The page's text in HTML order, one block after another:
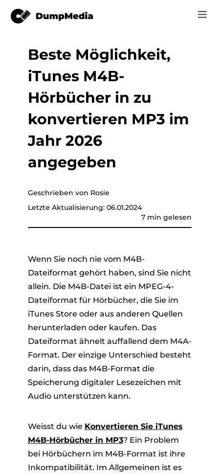
Musik
Video
Online-Tools
Spotify zu mp3
Amazon Music zu MP3
Wie man
Unterstützung
Anmelden
Jetzt registrieren
Beste Möglichkeit,
iTunes M4B-
Hörbücher in zu
konvertieren MP3 im
Jahr 2026
angegeben
Geschrieben von Rosie
Letzte Aktualisierung: 06.01.2024
7 min gelesen
Wenn Sie noch nie vom M4B-
Dateiformat gehört haben, sind Sie nicht
allein. Die M4B-Datei ist ein MPEG-4-
Dateiformat für Hörbücher, die Sie im
iTunes Store oder aus anderen Quellen
herunterladen oder kaufen. Das
Dateiformat ähnelt auffallend dem M4A-
Format. Der einzige Unterschied besteht
darin, dass das M4B-Format die
Speicherung digitaler Lesezeichen mit
Audio unterstützen kann.
Weisst du wie Konvertieren Sie iTunes
M4B-Hörbücher in MP3? Ein Problem
bei Hörbüchern im M4B-Format ist ihre
Inkompatibilität. Im Allgemeinen ist es